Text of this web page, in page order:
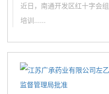
近日，南通开发区红十字会
培训......